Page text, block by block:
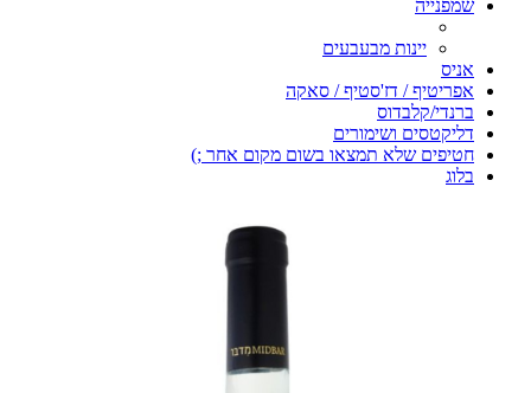
שמפנייה
יינות מבעבעים
אניס
אפריטיף / דז'סטיף / סאקה
ברנדי/קלבדוס
דליקטסים ושימורים
חטיפים שלא תמצאו בשום מקום אחר ;)
בלוג